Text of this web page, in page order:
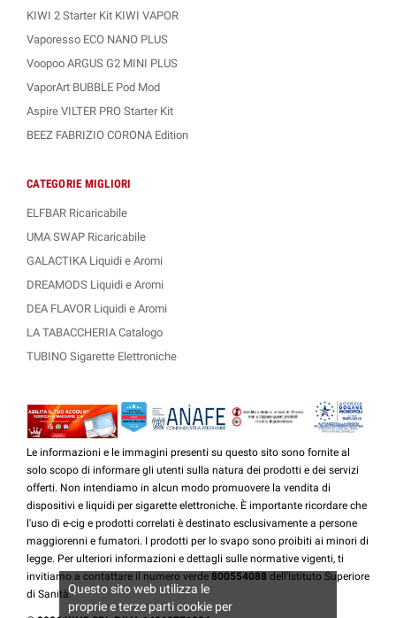
KIWI 2 Starter Kit KIWI VAPOR
Vaporesso ECO NANO PLUS
Voopoo ARGUS G2 MINI PLUS
VaporArt BUBBLE Pod Mod
Aspire VILTER PRO Starter Kit
BEEZ FABRIZIO CORONA Edition
CATEGORIE MIGLIORI
ELFBAR Ricaricabile
UMA SWAP Ricaricabile
GALACTIKA Liquidi e Aromi
DREAMODS Liquidi e Aromi
DEA FLAVOR Liquidi e Aromi
LA TABACCHERIA Catalogo
TUBINO Sigarette Elettroniche
Le informazioni e le immagini presenti su questo sito sono fornite al
solo scopo di informare gli utenti sulla natura dei prodotti e dei servizi
offerti. Non intendiamo in alcun modo promuovere la vendita di
dispositivi e liquidi per sigarette elettroniche. È importante ricordare che
l'uso di e-cig e prodotti correlati è destinato esclusivamente a persone
maggiorenni e fumatori. I prodotti per lo svapo sono proibiti ai minori di
legge. Per ulteriori informazioni e dettagli sulle normative vigenti, ti
invitiamo a contattare il numero verde 800554088 dell'Istituto Superiore
di Sanità.Questo sito web utilizza le
proprie e terze parti cookie per